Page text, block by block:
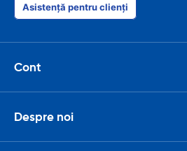
Asistență pentru clienți
Cont
Despre noi